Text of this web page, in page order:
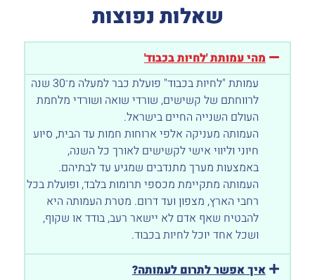
שאלות נפוצות
מהי עמותת 'לחיות בכבוד'
עמותת "לחיות בכבוד" פועלת כבר למעלה מ־30 שנה
לרווחתם של קשישים, שורדי שואה ושורדי מלחמת
העולם השנייה החיים בישראל.
העמותה מעניקה אלפי ארוחות חמות עד הבית, סיוע
חיוני וליווי אישי לקשישים לאורך כל השנה,
באמצעות מערך מתנדבים שמגיע עד לבתיהם.
העמותה מתקיימת מכספי תרומות בלבד, ופועלת בכל
רחבי הארץ, מצפון ועד דרום. מטרת העמותה היא
להבטיח שאף אדם לא יישאר רעב, בודד או שקוף,
ושכל אחד יוכל לחיות בכבוד.
איך אפשר לתרום לעמותה?